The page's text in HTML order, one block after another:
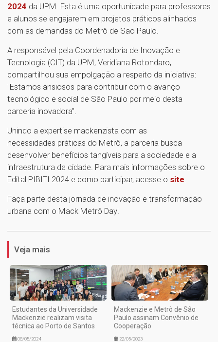
2024 da UPM. Esta é uma oportunidade para professores
e alunos se engajarem em projetos práticos alinhados
com as demandas do Metrô de São Paulo.
A responsável pela Coordenadoria de Inovação e
Tecnologia (CIT) da UPM, Veridiana Rotondaro,
compartilhou sua empolgação a respeito da iniciativa:
"Estamos ansiosos para contribuir com o avanço
tecnológico e social de São Paulo por meio desta
parceria inovadora".
Unindo a expertise mackenzista com as
necessidades práticas do Metrô, a parceria busca
desenvolver benefícios tangíveis para a sociedade e a
infraestrutura da cidade. Para mais informações sobre o
Edital PIBITI 2024 e como participar, acesse o site.
Faça parte desta jornada de inovação e transformação
urbana com o Mack Metrô Day!
1
Veja mais
Estudantes da Universidade
Mackenzie realizam visita
técnica ao Porto de Santos
08/05/2024
Mackenzie e Metrô de São
Paulo assinam Convênio de
Cooperação
22/05/2023